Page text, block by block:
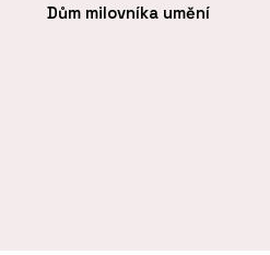
Dům milovníka umění